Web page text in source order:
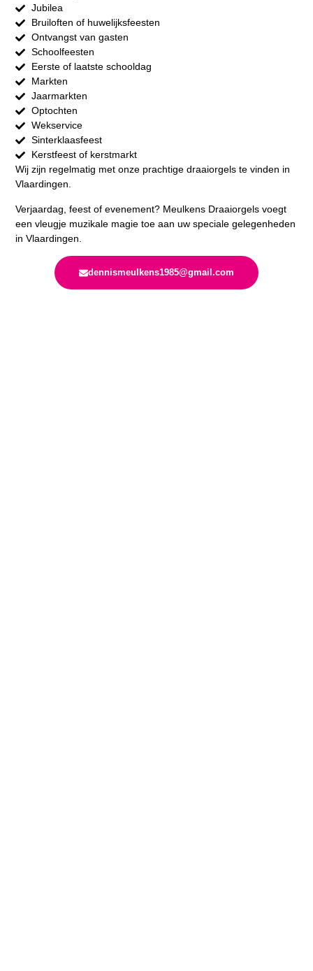
Jubilea
Bruiloften of huwelijksfeesten
Ontvangst van gasten
Schoolfeesten
Eerste of laatste schooldag
Markten
Jaarmarkten
Optochten
Wekservice
Sinterklaasfeest
Kerstfeest of kerstmarkt
Wij zijn regelmatig met onze prachtige draaiorgels te vinden in
Vlaardingen.
Verjaardag, feest of evenement? Meulkens Draaiorgels voegt
een vleugje muzikale magie toe aan uw speciale gelegenheden
in Vlaardingen.
dennismeulkens1985@gmail.com